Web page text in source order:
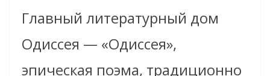
Главный литературный дом
Одиссея — «Одиссея»,
эпическая поэма, традиционно